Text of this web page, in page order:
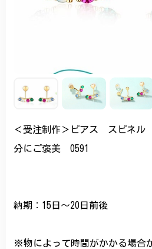
＜受注制作＞ピアス スピネ
分にご褒美 0591
納期：15日～20日前後
※物によって時間がかかる場合